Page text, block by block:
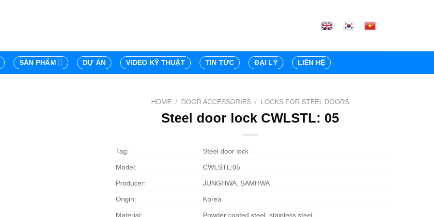
SẢN PHẨM DỰ ÁN VIDEO KỸ THUẬT TIN TỨC ĐẠI LÝ LIÊN HỆ
HOME / DOOR ACCESSORIES / LOCKS FOR STEEL DOORS
Steel door lock CWLSTL: 05
Tag: Steel door lock
Model: CWLSTL:05
Producer: JUNGHWA, SAMHWA
Origin: Korea
Material: Powder coated steel, stainless steel